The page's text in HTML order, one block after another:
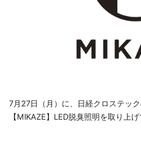
7月27日（月）に、日経クロステッ
【MIKAZE】LED脱臭照明を取り上